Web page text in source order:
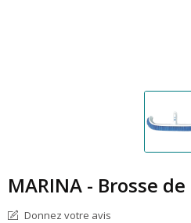
MARINA - Brosse
Donnez votre avis